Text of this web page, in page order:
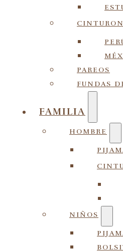
PAREOS
FUNDAS
FAMILIA
HOMBRE
NIÑOS